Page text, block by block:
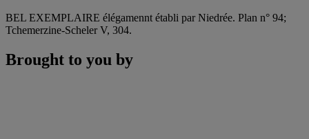
BEL EXEMPLAIRE élégamennt établi par Niedrée. Plan n° 94;
Tchemerzine-Scheler V, 304.
Brought to you by